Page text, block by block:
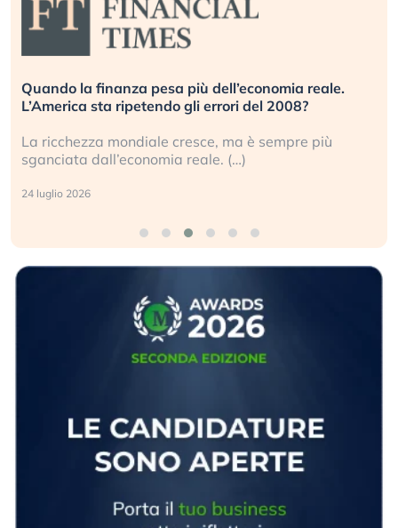
Quando la finanza pesa più dell’economia reale.
L’America sta ripetendo gli errori del 2008?
La ricchezza mondiale cresce, ma è sempre più
sganciata dall’economia reale. (…)
24 luglio 2026